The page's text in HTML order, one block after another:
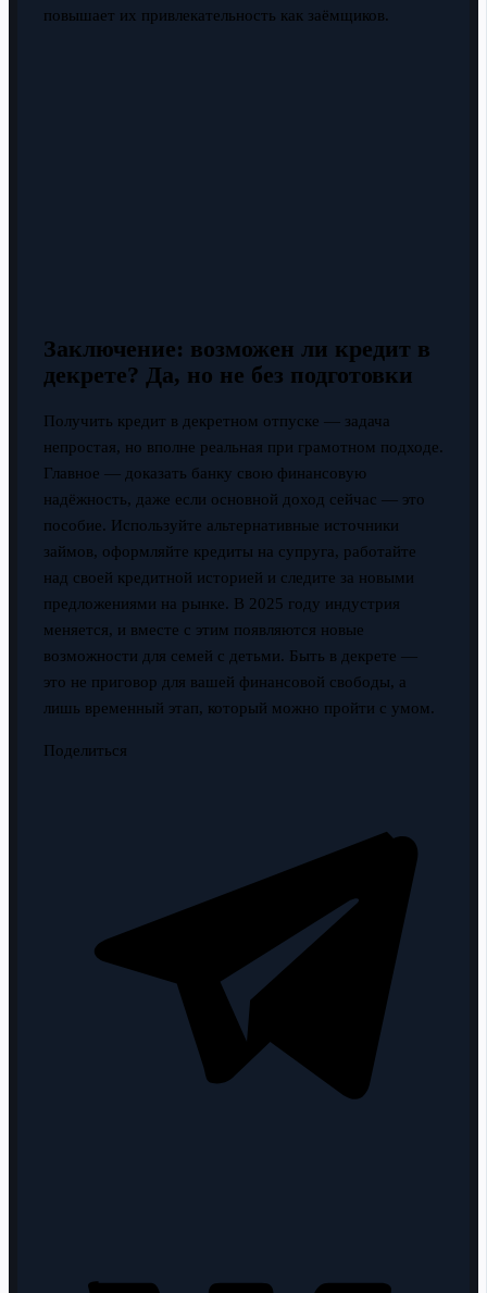
повышает их привлекательность как заёмщиков.
Заключение: возможен ли кредит в
декрете? Да, но не без подготовки
Получить кредит в декретном отпуске — задача
непростая, но вполне реальная при грамотном подходе.
Главное — доказать банку свою финансовую
надёжность, даже если основной доход сейчас — это
пособие. Используйте альтернативные источники
займов, оформляйте кредиты на супруга, работайте
над своей кредитной историей и следите за новыми
предложениями на рынке. В 2025 году индустрия
меняется, и вместе с этим появляются новые
возможности для семей с детьми. Быть в декрете —
это не приговор для вашей финансовой свободы, а
лишь временный этап, который можно пройти с умом.
Поделиться